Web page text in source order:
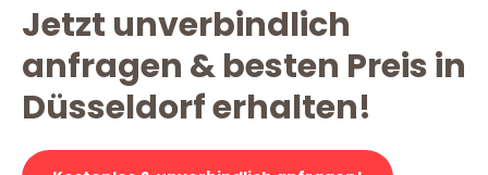
Jetzt unverbindlich
anfragen & besten Preis in
Düsseldorf erhalten!